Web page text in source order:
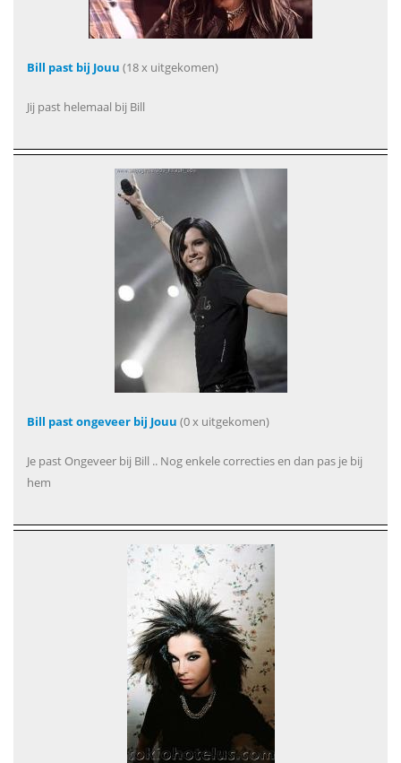
Bill past bij Jouu (18 x uitgekomen)
Jij past helemaal bij Bill
Bill past ongeveer bij Jouu (0 x uitgekomen)
Je past Ongeveer bij Bill .. Nog enkele correcties en dan pas je bij
hem